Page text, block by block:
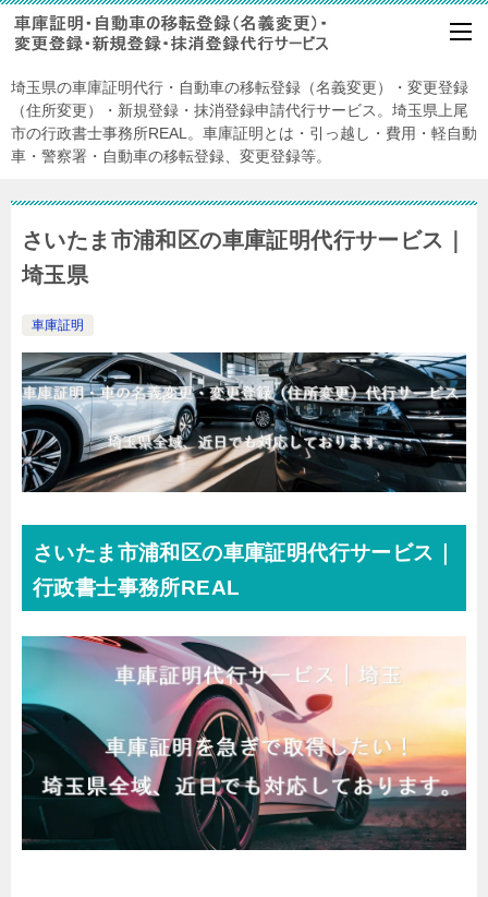
埼玉県の車庫証明代行・自動車の移転登録（名義変更）・変更登録
（住所変更）・新規登録・抹消登録申請代行サービス。埼玉県上尾
市の行政書士事務所REAL。車庫証明とは・引っ越し・費用・軽自動
車・警察署・自動車の移転登録、変更登録等。
さいたま市浦和区の車庫証明代行サービス｜
埼玉県
車庫証明
さいたま市浦和区の車庫証明代行サービス｜
行政書士事務所REAL